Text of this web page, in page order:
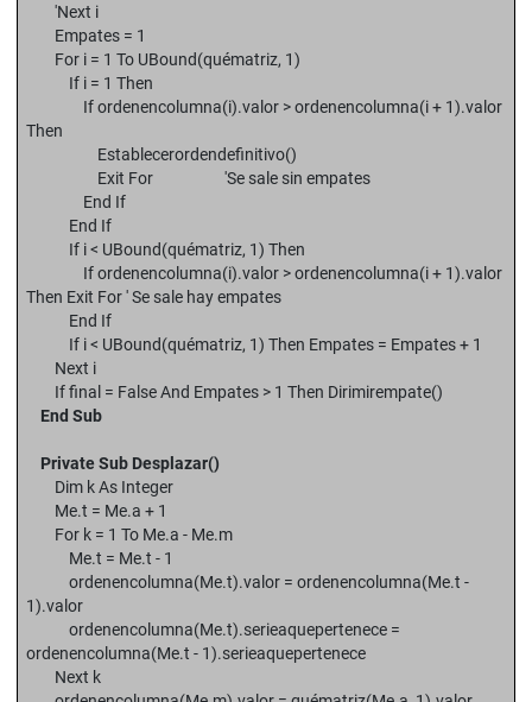
'Next i
Empates = 1
For i = 1 To UBound(quématriz, 1)
If i = 1 Then
If ordenencolumna(i).valor > ordenencolumna(i + 1).valor
Then
Establecerordendefinitivo()
Exit For 'Se sale sin empates
End If
End If
If i < UBound(quématriz, 1) Then
If ordenencolumna(i).valor > ordenencolumna(i + 1).valor
Then Exit For ' Se sale hay empates
End If
If i < UBound(quématriz, 1) Then Empates = Empates + 1
Next i
If final = False And Empates > 1 Then Dirimirempate()
End Sub
Private Sub Desplazar()
Dim k As Integer
Me.t = Me.a + 1
For k = 1 To Me.a - Me.m
Me.t = Me.t - 1
ordenencolumna(Me.t).valor = ordenencolumna(Me.t -
1).valor
ordenencolumna(Me.t).serieaquepertenece =
ordenencolumna(Me.t - 1).serieaquepertenece
Next k